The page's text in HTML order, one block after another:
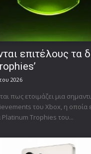
επιτέλους τα
2026
πως ετοιμάζει μια
του Xbox, η οποία
Platinum Trophies του...